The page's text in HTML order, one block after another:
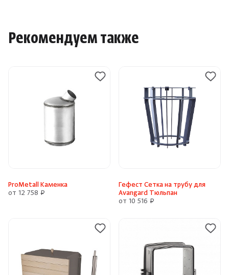
Рекомендуем также
ProMetall Каменка
от 12 758 ₽
Гефест Сетка на трубу для
Avangard Тюльпан
от 10 516 ₽